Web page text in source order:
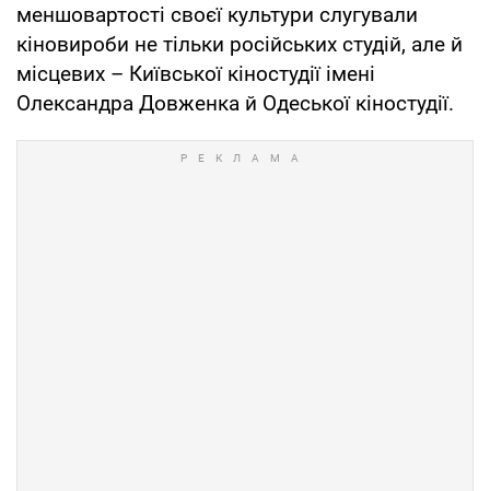
меншовартості своєї культури слугували
кіновироби не тільки російських студій, але й
місцевих – Київської кіностудії імені
Олександра Довженка й Одеської кіностудії.